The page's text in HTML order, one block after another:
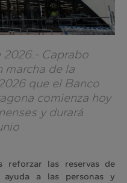
2026.- Caprabo
marcha de la
que el Banco
comienza hoy
y durará
reforzar las reservas de
ayuda a las personas y